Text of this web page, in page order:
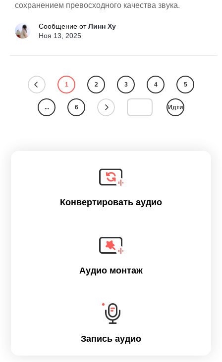
сохранением превосходного качества звука.
Сообщение отЛинн Ху
Ноя 13, 2025
1 2 3 4 5
... 6 Идти
Конвертировать аудио
Аудио монтаж
Запись аудио